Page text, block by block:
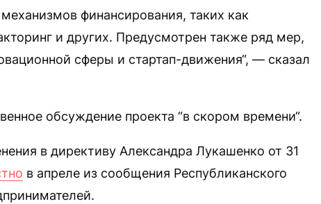
финансирования, таких как
и других. Предусмотрен также ряд мер,
сферы и стартап-движения“, — сказал
обсуждение проекта “в скором времени“.
в директиву Александра Лукашенко от 31
в апреле из сообщения Республиканского